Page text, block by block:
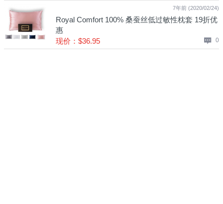
7年前 (2020/02/24)
Royal Comfort 100% 桑蚕丝低过敏性枕套 19折优
惠
现价：$36.95
0